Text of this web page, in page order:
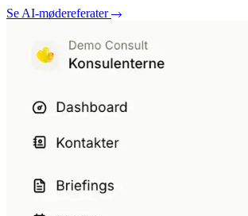
Se AI-mødereferater